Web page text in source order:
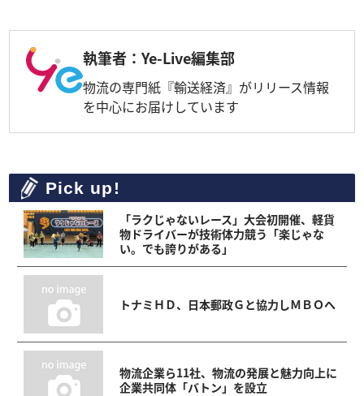
執筆者：Ye-Live編集部
物流の専門紙『輸送経済』がリリース情報
を中心にお届けしています
Pick up!
「ラクじゃないレース」大会初開催、軽貨
物ドライバーが技術体力競う「楽じゃな
い。でも誇りがある」
トナミＨＤ、日本郵政Ｇと協力しＭＢＯへ
物流企業ら11社、物流の発展と魅力向上に
企業共同体「バトン」を設立